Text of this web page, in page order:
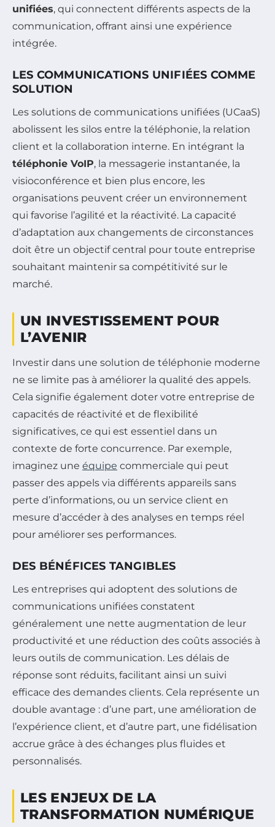
unifiées, qui connectent différents aspects de la
communication, offrant ainsi une expérience
intégrée.
LES COMMUNICATIONS UNIFIÉES COMME
SOLUTION
Les solutions de communications unifiées (UCaaS)
abolissent les silos entre la téléphonie, la relation
client et la collaboration interne. En intégrant la
téléphonie VoIP, la messagerie instantanée, la
visioconférence et bien plus encore, les
organisations peuvent créer un environnement
qui favorise l’agilité et la réactivité. La capacité
d’adaptation aux changements de circonstances
doit être un objectif central pour toute entreprise
souhaitant maintenir sa compétitivité sur le
marché.
UN INVESTISSEMENT POUR
L’AVENIR
Investir dans une solution de téléphonie moderne
ne se limite pas à améliorer la qualité des appels.
Cela signifie également doter votre entreprise de
capacités de réactivité et de flexibilité
significatives, ce qui est essentiel dans un
contexte de forte concurrence. Par exemple,
imaginez une équipe commerciale qui peut
passer des appels via différents appareils sans
perte d’informations, ou un service client en
mesure d’accéder à des analyses en temps réel
pour améliorer ses performances.
DES BÉNÉFICES TANGIBLES
Les entreprises qui adoptent des solutions de
communications unifiées constatent
généralement une nette augmentation de leur
productivité et une réduction des coûts associés à
leurs outils de communication. Les délais de
réponse sont réduits, facilitant ainsi un suivi
efficace des demandes clients. Cela représente un
double avantage : d’une part, une amélioration de
l’expérience client, et d’autre part, une fidélisation
accrue grâce à des échanges plus fluides et
personnalisés.
LES ENJEUX DE LA
TRANSFORMATION NUMÉRIQUE